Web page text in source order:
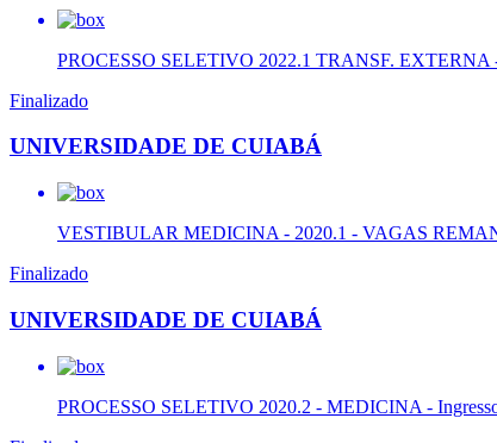
PROCESSO SELETIVO 2022.1 TRANSF.
Finalizado
UNIVERSIDADE DE CUIABÁ
VESTIBULAR MEDICINA - 2020.1 - VAGAS
Finalizado
UNIVERSIDADE DE CUIABÁ
PROCESSO SELETIVO 2020.2 - MEDICINA -